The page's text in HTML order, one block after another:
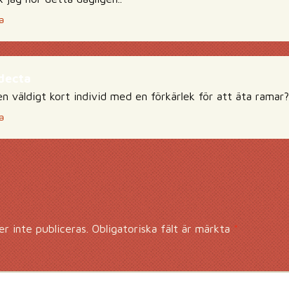
väldigt kort individ med en förkärlek för att äta ramar?
inte publiceras. Obligatoriska fält är märkta*